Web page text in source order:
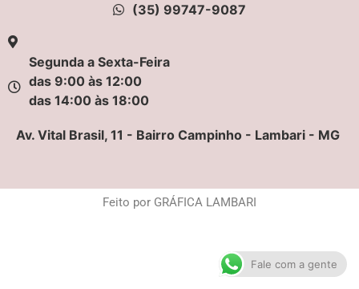
(35) 99747-9087
Segunda a Sexta-Feira
das 9:00 às 12:00
das 14:00 às 18:00
Av. Vital Brasil, 11 - Bairro Campinho - Lambari - MG
Feito por GRÁFICA LAMBARI
Fale com a gente